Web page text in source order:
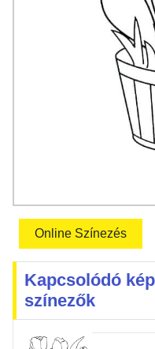
Online Színezés
Kapcsolódó
színezők